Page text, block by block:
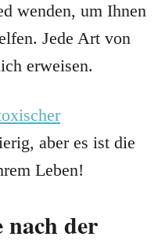
wenden, um Ihnen
Jede Art von
erweisen.
aber es ist die
Leben!
nach der